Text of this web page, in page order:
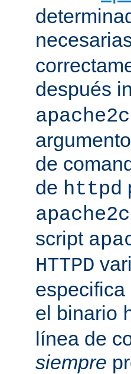
después
de
de httpd
script
HTTPD
el binario
línea de
siempre